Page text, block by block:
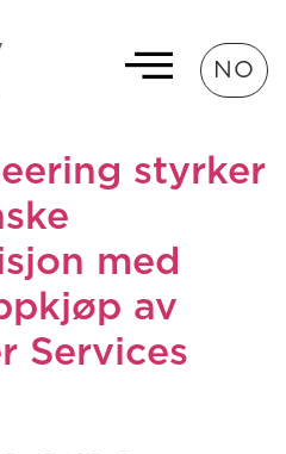
NO
styrker
med
av
Services